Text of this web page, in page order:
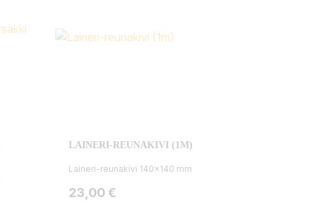
LAINERI-REUNAKIVI (1M)
Laineri-reunakivi 140x140 mm
Hinta
23,00 €